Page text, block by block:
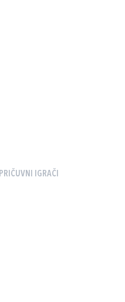
PRIČUVNI IGRAČI